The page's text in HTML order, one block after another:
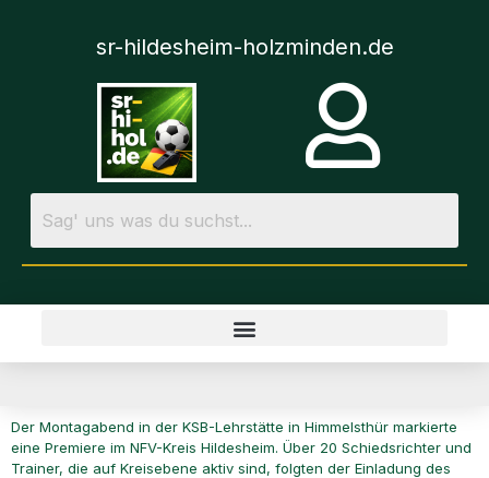
sr-hildesheim-holzminden.de
Der Montagabend in der KSB-Lehrstätte in Himmelsthür markierte
eine Premiere im NFV-Kreis Hildesheim. Über 20 Schiedsrichter und
Trainer, die auf Kreisebene aktiv sind, folgten der Einladung des